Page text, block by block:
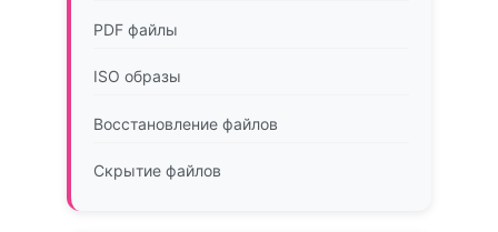
PDF файлы
ISO образы
Восстановление файлов
Скрытие файлов